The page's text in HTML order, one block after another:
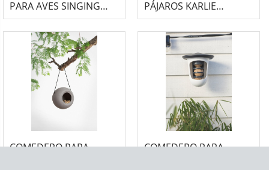
PARA AVES SINGING
FRIEND DISPLAY 9 UDS
PÁJAROS KARLIE
SINGING FRIEND - TARA
GRIS CON BOTELLA DE
CRISTAL
COMEDERO PARA
COMEDERO PARA